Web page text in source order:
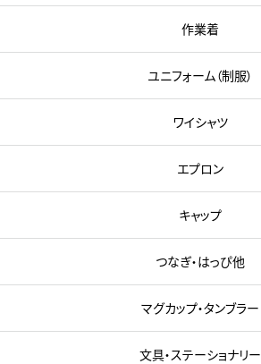
作業着
ユニフォーム（制服）
ワイシャツ
エプロン
キャップ
つなぎ・はっぴ他
マグカップ・タンブラー
文具・ステーショナリー